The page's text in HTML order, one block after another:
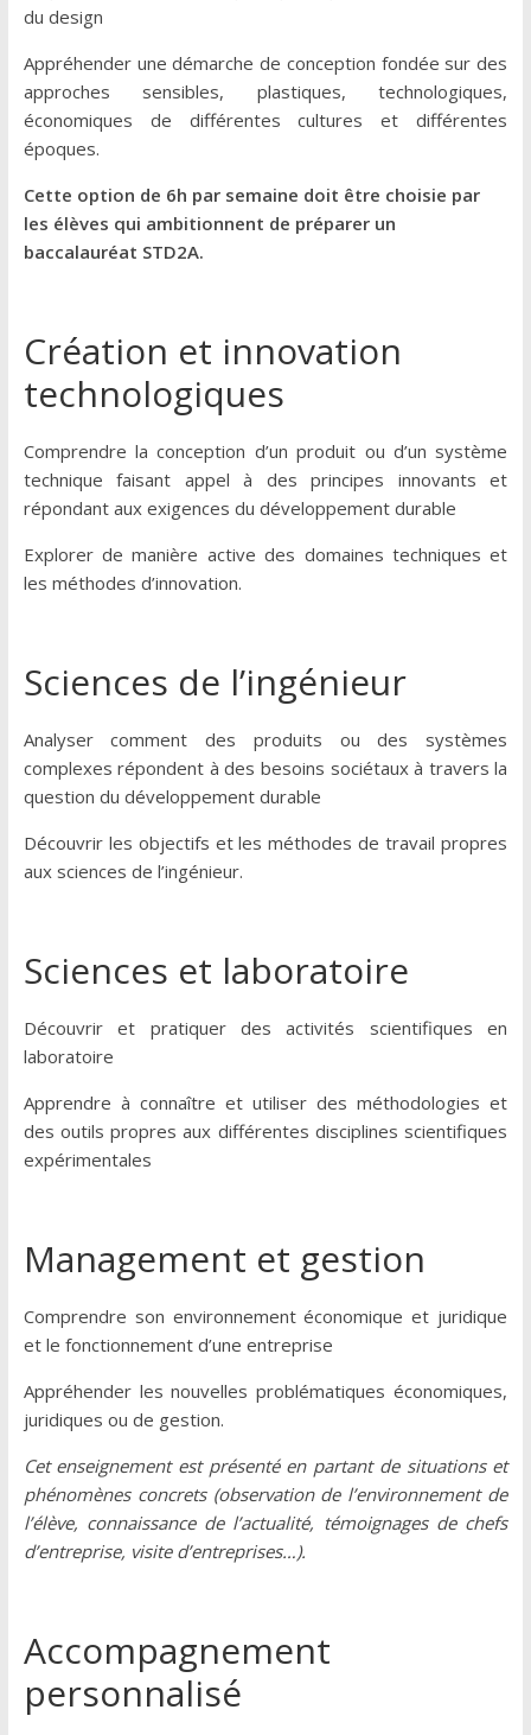
du design
Appréhender une démarche de conception fondée sur des
approches sensibles, plastiques, technologiques,
économiques de différentes cultures et différentes
époques.
Cette option de 6h par semaine doit être choisie par
les élèves qui ambitionnent de préparer un
baccalauréat STD2A.
Création et innovation
technologiques
Comprendre la conception d’un produit ou d’un système
technique faisant appel à des principes innovants et
répondant aux exigences du développement durable
Explorer de manière active des domaines techniques et
les méthodes d’innovation.
Sciences de l’ingénieur
Analyser comment des produits ou des systèmes
complexes répondent à des besoins sociétaux à travers la
question du développement durable
Découvrir les objectifs et les méthodes de travail propres
aux sciences de l’ingénieur.
Sciences et laboratoire
Découvrir et pratiquer des activités scientifiques en
laboratoire
Apprendre à connaître et utiliser des méthodologies et
des outils propres aux différentes disciplines scientifiques
expérimentales
Management et gestion
Comprendre son environnement économique et juridique
et le fonctionnement d’une entreprise
Appréhender les nouvelles problématiques économiques,
juridiques ou de gestion.
Cet enseignement est présenté en partant de situations et
phénomènes concrets (observation de l’environnement de
l’élève, connaissance de l’actualité, témoignages de chefs
d’entreprise, visite d’entreprises…).
Accompagnement
personnalisé